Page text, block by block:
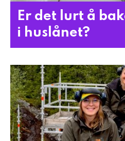
Er det lurt å
i huslånet?